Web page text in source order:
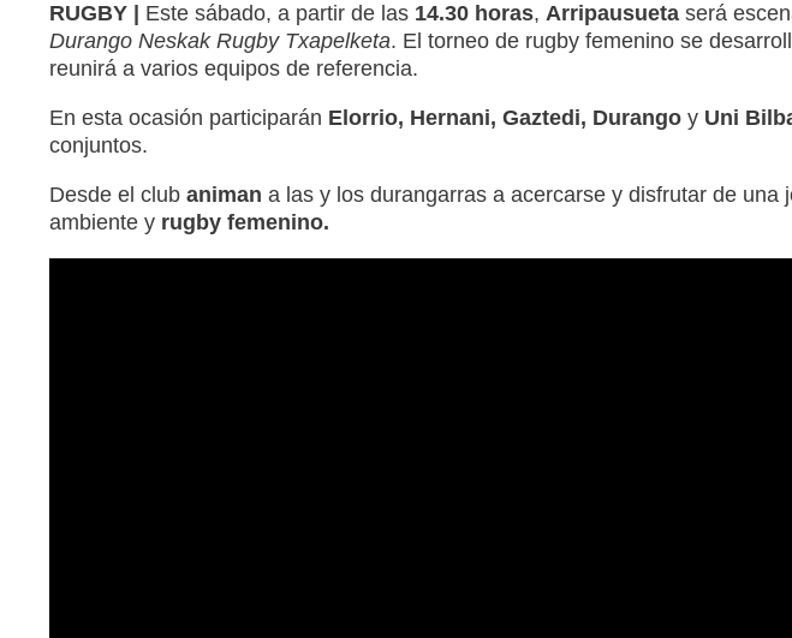
RUGBY | Este sábado, a partir de las 14.30 horas, Arripausuetaserá
Durango Neskak Rugby Txapelketa. El torneo de rugby femenino se
reunirá a varios equipos de referencia.
En esta ocasión participarán Elorrio, Hernani, Gaztedi, Durangoy Uni
conjuntos.
Desde el club animan a las y los durangarras a acercarse y disfrutar de una
ambiente y rugby femenino.